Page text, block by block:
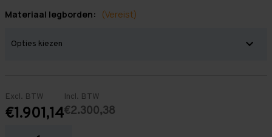
Materiaal legborden: (Vereist)
Excl. BTW
€1.901,14
Incl. BTW
€2.300,38